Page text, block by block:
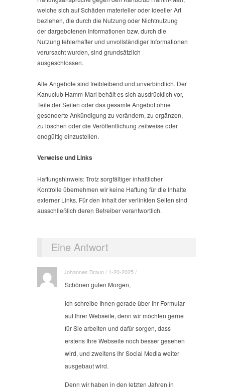
welche sich auf Schäden materieller oder ideeller Art
beziehen, die durch die Nutzung oder Nichtnutzung
der dargebotenen Informationen bzw. durch die
Nutzung fehlerhafter und unvollständiger Informationen
verursacht wurden, sind grundsätzlich
ausgeschlossen.
Alle Angebote sind freibleibend und unverbindlich. Der
Kanuclub Hamm-Marl behält es sich ausdrücklich vor,
Teile der Seiten oder das gesamte Angebot ohne
gesonderte Ankündigung zu verändern, zu ergänzen,
zu löschen oder die Veröffentlichung zeitweise oder
endgültig einzustellen.
Verweise und Links
Haftungshinweis: Trotz sorgfältiger inhaltlicher
Kontrolle übernehmen wir keine Haftung für die Inhalte
externer Links. Für den Inhalt der verlinkten Seiten sind
ausschließlich deren Betreiber verantwortlich.
Eine Antwort
Johannes Braun / 1-20-2025 / ·
Schönen guten Morgen,
ich schreibe Ihnen gerade über Ihr Formular
auf Ihrer Webseite, denn wir möchten gerne
für Sie arbeiten und dafür sorgen, dass
erstens Ihre Webseite noch besser gesehen
wird, und zweitens Ihr Social Media weiter
ausgebaut wird.
Denn wir haben in den letzten Jahren in